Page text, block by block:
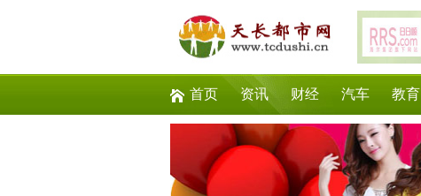
首页 资讯 财经 汽车 教育